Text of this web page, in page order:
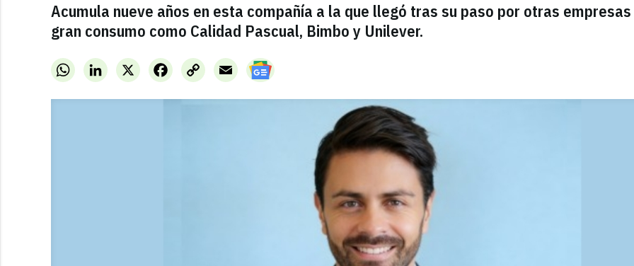
Acumula nueve años en esta compañía a la que llegó tras su paso por otras empresas
gran consumo como Calidad Pascual, Bimbo y Unilever.
WhatsAppLinkedInX FacebookCopy
Link
Email